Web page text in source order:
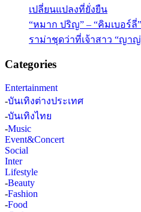
เปลี่ยนแปลงที่ยั่งยืน
“หมาก ปริญ” – “คิมเบอร์
ราม่าชุดว่าที่เจ้าสาว “ญา
Categories
Entertainment
-บันเทิงต่างประเทศ
-บันเทิงไทย
-Music
Event&Concert
Social
Inter
Lifestyle
-Beauty
-Fashion
-Food